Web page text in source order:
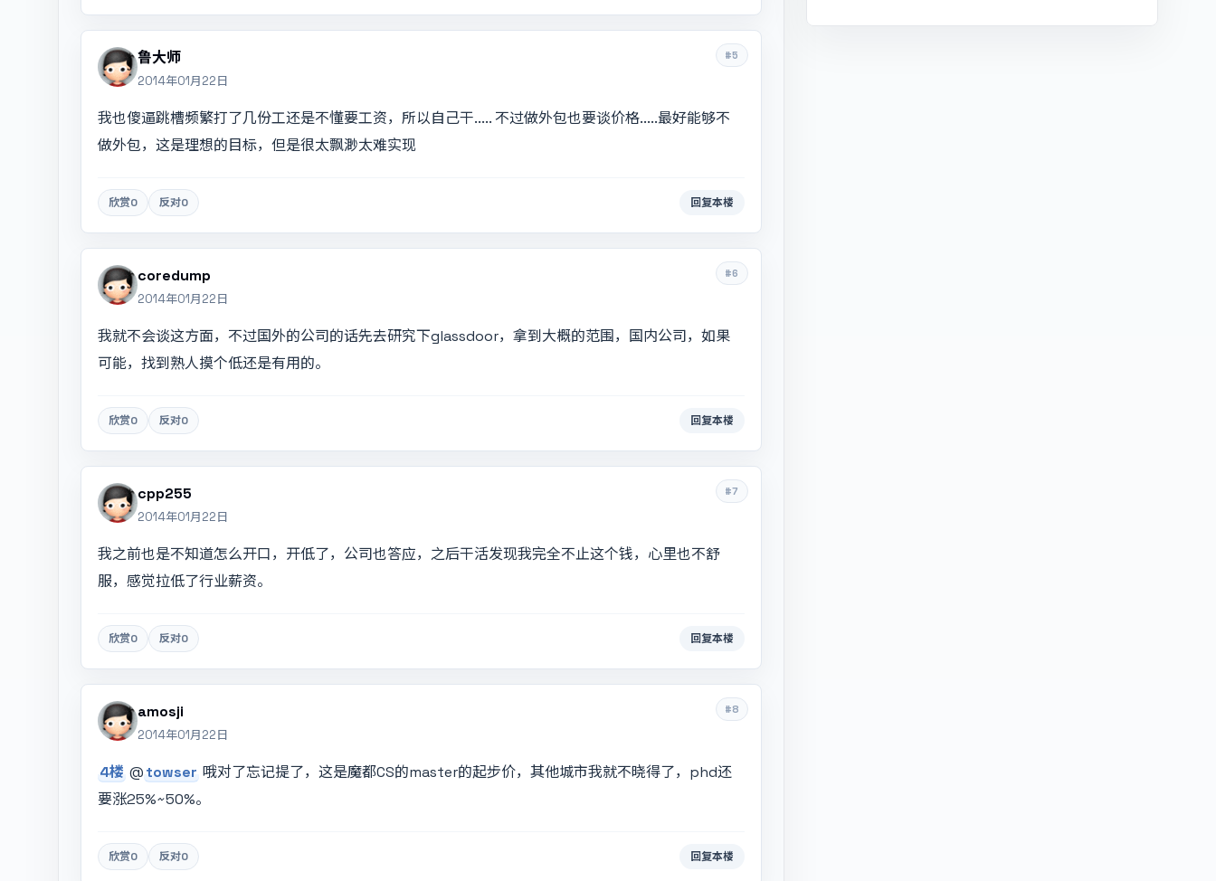
#5
鲁大师
2014年01月22日
我也傻逼跳槽频繁打了几份工还是不懂要工资，所以自己干..... 不过做外包也要谈价格.....最好能够不
做外包，这是理想的目标，但是很太飘渺太难实现
欣赏0 反对0 回复本楼
#6
coredump
2014年01月22日
我就不会谈这方面，不过国外的公司的话先去研究下glassdoor，拿到大概的范围，国内公司，如果
可能，找到熟人摸个低还是有用的。
欣赏0 反对0 回复本楼
#7
cpp255
2014年01月22日
我之前也是不知道怎么开口，开低了，公司也答应，之后干活发现我完全不止这个钱，心里也不舒
服，感觉拉低了行业薪资。
欣赏0 反对0 回复本楼
#8
amosji
2014年01月22日
4楼@towser 哦对了忘记提了，这是魔都CS的master的起步价，其他城市我就不晓得了，phd还
要涨25%~50%。
欣赏0 反对0 回复本楼